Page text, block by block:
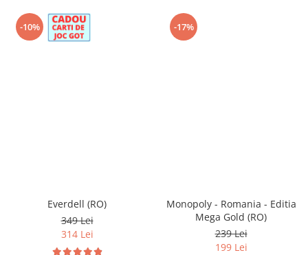
-10%
Everdell (RO)
349 Lei
314 Lei
-17%
Monopoly - Romania - Editia
Mega Gold (RO)
239 Lei
199 Lei